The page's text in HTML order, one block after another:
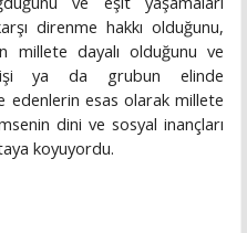
direnme hakkı olduğunu,
millete dayalı olduğunu ve
ya da grubun elinde
edenlerin esas olarak millete
dini ve sosyal inançları
koyuyordu.